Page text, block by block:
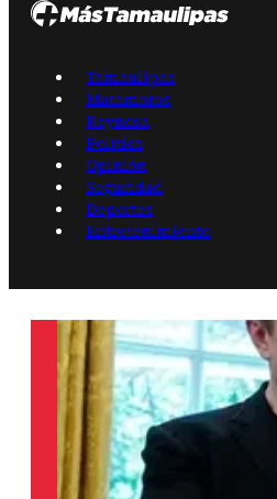
Tamaulipas
Matamoros
Reynosa
Política
Opinión
Seguridad
Deportes
Entretenimiento